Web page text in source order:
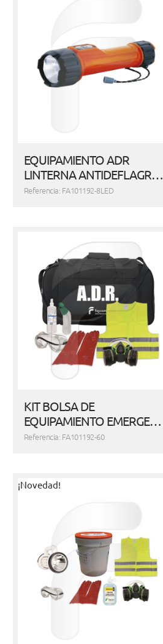
EQUIPAMIENTO ADR
LINTERNA ANTIDEFLAGR…
Referencia: FA101192-8LED
KIT BOLSA DE
EQUIPAMIENTO EMERGE…
Referencia: FA101192-60
¡Novedad!